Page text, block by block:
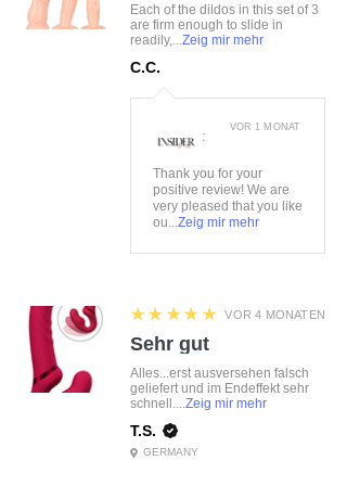
Material:
88%Polyester,
Each of the dildos in this set of 3
are firm enough to slide in
readily,...Zeig mir mehr
C.C.
:
Thank you for your
positive review! We are
very pleased that you like
ou...Zeig mir mehr
VOR 1 MONAT
VOR 4 MONATEN
5
★★★★★
Sehr gut
Alles...erst ausversehen falsch
geliefert und im Endeffekt sehr
schnell....Zeig mir mehr
T.S.
GERMANY